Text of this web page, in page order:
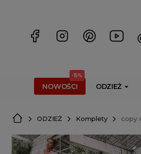
NOWOŚCI
-15%
ODZIEŻ
ODZIEŻ Komplety copy